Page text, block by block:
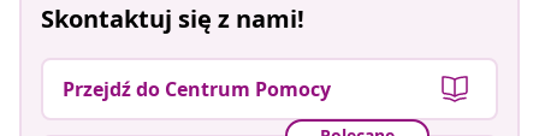
Skontaktuj się z nami!
Przejdź do Centrum Pomocy